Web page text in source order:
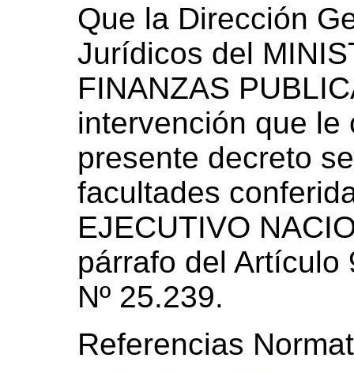
Que la Dirección
Jurídicos del
FINANZAS
intervención que le
presente decreto
facultades
EJECUTIVO
párrafo del Artículo
Nº 25.239.
Referencias